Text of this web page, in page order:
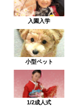
入園入学
小型ペット
1/2成人式